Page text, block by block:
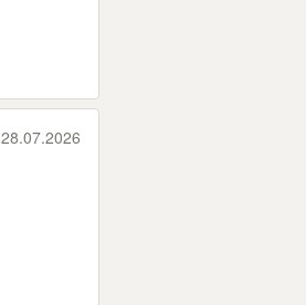
28.07.2026